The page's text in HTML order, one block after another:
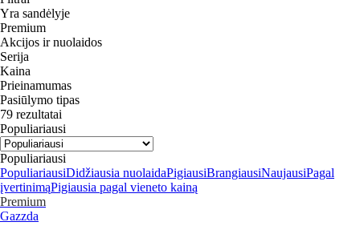
Yra sandėlyje
Premium
Akcijos ir nuolaidos
Serija
Kaina
Prieinamumas
Pasiūlymo tipas
79 rezultatai
Populiariausi
Populiariausi
PopuliariausiDidžiausia nuolaidaPigiausiBrangiausiNaujausiPagal
įvertinimąPigiausia pagal vieneto kainą
Premium
Gazzda